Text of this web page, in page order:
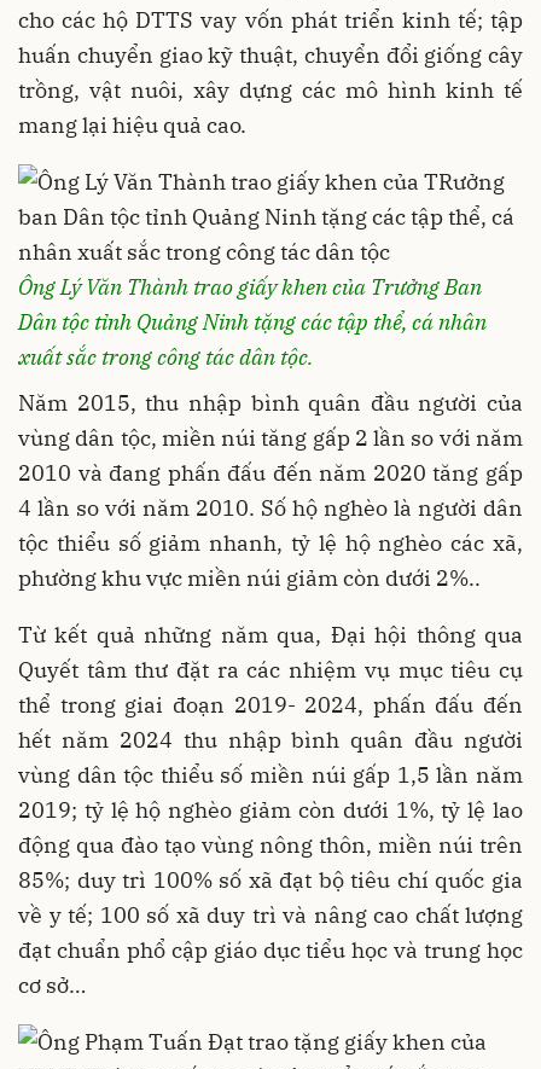
cho các hộ DTTS vay vốn phát triển kinh tế; tập
huấn chuyển giao kỹ thuật, chuyển đổi giống cây
trồng, vật nuôi, xây dựng các mô hình kinh tế
mang lại hiệu quả cao.
Ông Lý Văn Thành trao giấy khen của Trưởng Ban
Dân tộc tỉnh Quảng Ninh tặng các tập thể, cá nhân
xuất sắc trong công tác dân tộc.
Năm 2015, thu nhập bình quân đầu người của
vùng dân tộc, miền núi tăng gấp 2 lần so với năm
2010 và đang phấn đấu đến năm 2020 tăng gấp
4 lần so với năm 2010. Số hộ nghèo là người dân
tộc thiểu số giảm nhanh, tỷ lệ hộ nghèo các xã,
phường khu vực miền núi giảm còn dưới 2%..
Từ kết quả những năm qua, Đại hội thông qua
Quyết tâm thư đặt ra các nhiệm vụ mục tiêu cụ
thể trong giai đoạn 2019- 2024, phấn đấu đến
hết năm 2024 thu nhập bình quân đầu người
vùng dân tộc thiểu số miền núi gấp 1,5 lần năm
2019; tỷ lệ hộ nghèo giảm còn dưới 1%, tỷ lệ lao
động qua đào tạo vùng nông thôn, miền núi trên
85%; duy trì 100% số xã đạt bộ tiêu chí quốc gia
về y tế; 100 số xã duy trì và nâng cao chất lượng
đạt chuẩn phổ cập giáo dục tiểu học và trung học
cơ sở…